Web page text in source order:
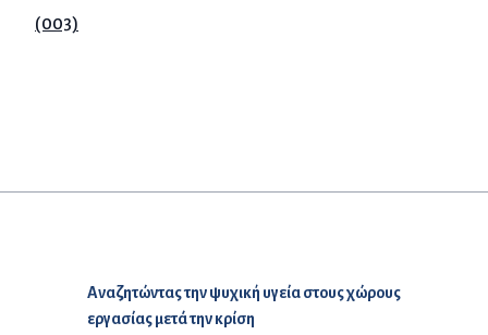
(003)
Προηγούμενο άρθρο:
Αναζητώντας την ψυχική υγεία στους χώρους
εργασίας μετά την κρίση